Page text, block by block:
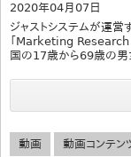
2020年04月07日
ジャストシステムが運営
「Marketing Research
国の17歳から69歳の
動画 動画コンテン